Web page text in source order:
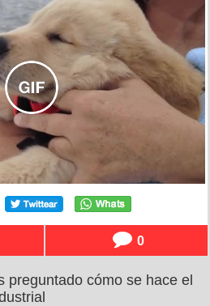
0
preguntado cómo se hace el